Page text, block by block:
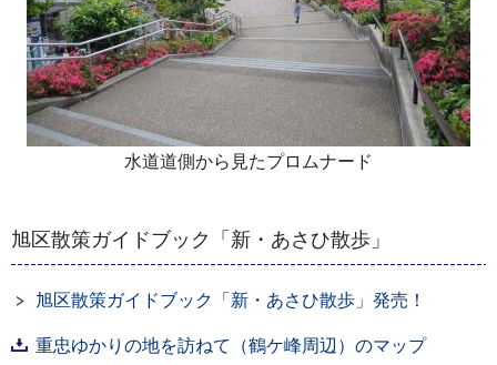
水道道側から見たプロムナード
旭区散策ガイドブック「新・あさひ散歩」
旭区散策ガイドブック「新・あさひ散歩」発売！
重忠ゆかりの地を訪ねて（鶴ケ峰周辺）のマップ